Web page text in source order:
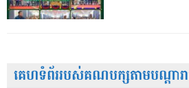
គេហទំព័ររបស់គណបក្សតាមបណ្តារា